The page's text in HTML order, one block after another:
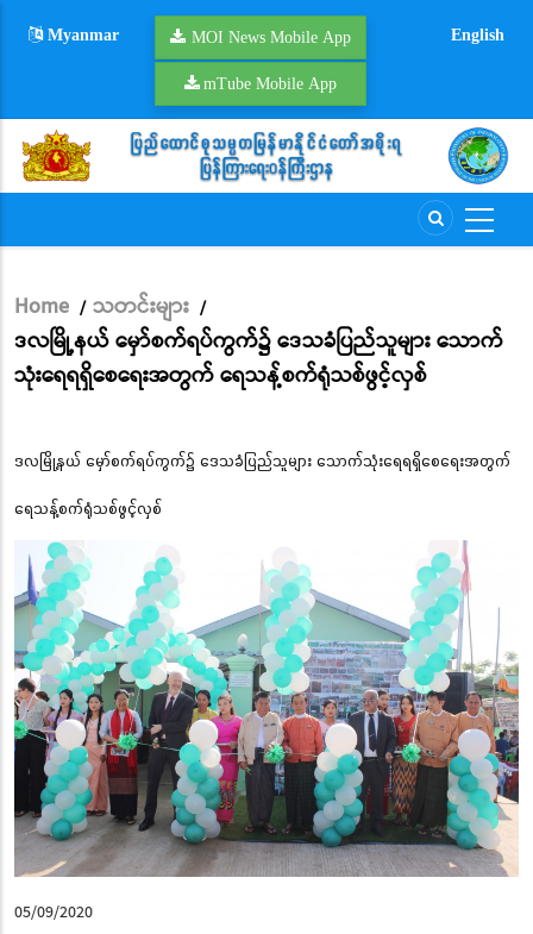
Myanmar MOI News Mobile App
mTube Mobile App
English
Breadcrumb
Home / သတင်းများ /
ဒလမြို့နယ် မှော်စက်ရပ်ကွက်၌ ဒေသခံပြည်သူများ သောက်
သုံးရေရရှိစေရေးအတွက် ရေသန့်စက်ရုံသစ်ဖွင့်လှစ်
ဒလမြို့နယ် မှော်စက်ရပ်ကွက်၌ ဒေသခံပြည်သူများ သောက်သုံးရေရရှိစေရေးအတွက်
ရေသန့်စက်ရုံသစ်ဖွင့်လှစ်
05/09/2020